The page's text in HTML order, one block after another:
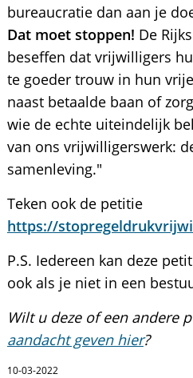
bureaucratie dan aan je
Dat moet stoppen! De
beseffen dat vrijwilligers
te goeder trouw in hun
naast betaalde baan of
wie de echte uiteindelijk
van ons vrijwilligerswerk:
samenleving."
Teken ook de petitie
https://
P.S. Iedereen kan deze
ook als je niet in een
Wilt u deze of een andere
aandacht geven hier?
10-03-2022